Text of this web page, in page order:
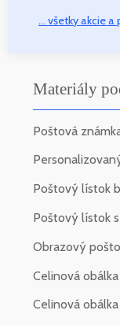
... všetky akcie
Materiály
Poštová
Poštový lístok
Poštový lístok
Obrazový
Celinová
Celinová